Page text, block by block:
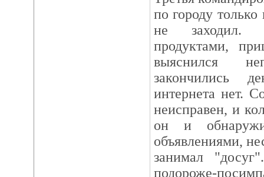
по городу
не заходил.
продуктами,
выяснился
закончились
интернета нет.
неисправен, и
он и
объявлениями,
занимал
подороже-